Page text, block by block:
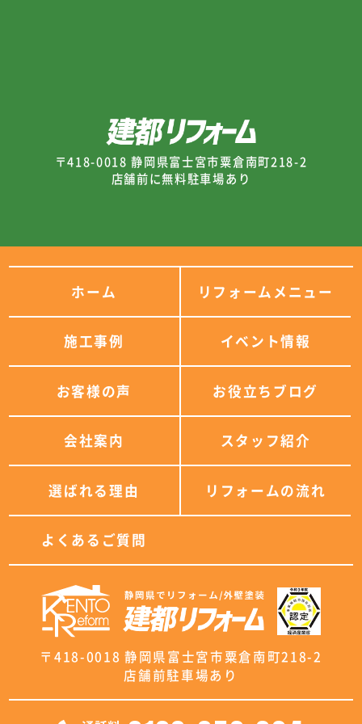
〒418-0018 静岡県富士宮市粟倉南町218-2
店舗前に無料駐車場あり
ホーム リフォームメニュー
施工事例 イベント情報
お客様の声 お役立ちブログ
会社案内 スタッフ紹介
選ばれる理由 リフォームの流れ
よくあるご質問
〒418-0018 静岡県富士宮市粟倉南町218-2
店舗前駐車場あり